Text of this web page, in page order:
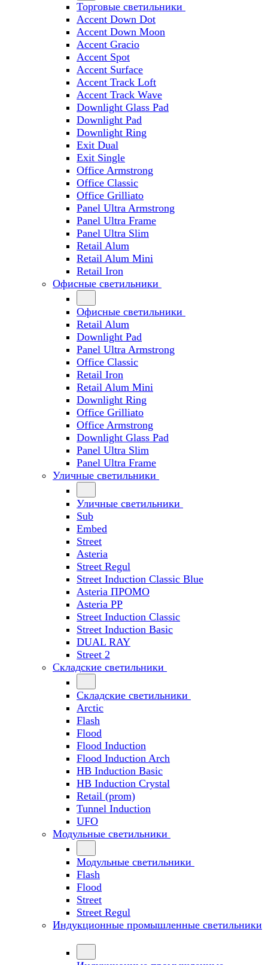
Торговые светильники
Accent Down Dot
Accent Down Moon
Accent Gracio
Accent Spot
Accent Surface
Accent Track Loft
Accent Track Wave
Downlight Glass Pad
Downlight Pad
Downlight Ring
Exit Dual
Exit Single
Office Armstrong
Office Classic
Office Grilliato
Panel Ultra Armstrong
Panel Ultra Frame
Panel Ultra Slim
Retail Alum
Retail Alum Mini
Retail Iron
Офисные светильники
Офисные светильники
Retail Alum
Downlight Pad
Panel Ultra Armstrong
Office Classic
Retail Iron
Retail Alum Mini
Downlight Ring
Office Grilliato
Office Armstrong
Downlight Glass Pad
Panel Ultra Slim
Panel Ultra Frame
Уличные светильники
Уличные светильники
Sub
Embed
Street
Asteria
Street Regul
Street Induction Classic Blue
Asteria ПРОМО
Asteria PP
Street Induction Classic
Street Induction Basic
DUAL RAY
Street 2
Складские светильники
Складские светильники
Arctic
Flash
Flood
Flood Induction
Flood Induction Arch
HB Induction Basic
HB Induction Crystal
Retail (prom)
Tunnel Induction
UFO
Модульные светильники
Модульные светильники
Flash
Flood
Street
Street Regul
Индукционные промышленные светильники